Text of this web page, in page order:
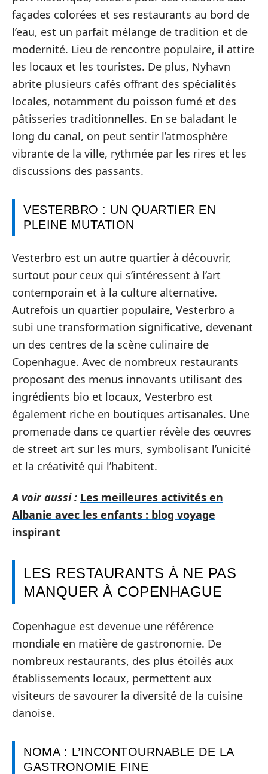
façades colorées et ses restaurants au bord de
l’eau, est un parfait mélange de tradition et de
modernité. Lieu de rencontre populaire, il attire
les locaux et les touristes. De plus, Nyhavn
abrite plusieurs cafés offrant des spécialités
locales, notamment du poisson fumé et des
pâtisseries traditionnelles. En se baladant le
long du canal, on peut sentir l’atmosphère
vibrante de la ville, rythmée par les rires et les
discussions des passants.
VESTERBRO : UN QUARTIER EN
PLEINE MUTATION
Vesterbro est un autre quartier à découvrir,
surtout pour ceux qui s’intéressent à l’art
contemporain et à la culture alternative.
Autrefois un quartier populaire, Vesterbro a
subi une transformation significative, devenant
un des centres de la scène culinaire de
Copenhague. Avec de nombreux restaurants
proposant des menus innovants utilisant des
ingrédients bio et locaux, Vesterbro est
également riche en boutiques artisanales. Une
promenade dans ce quartier révèle des œuvres
de street art sur les murs, symbolisant l’unicité
et la créativité qui l’habitent.
A voir aussi : Les meilleures activités en
Albanie avec les enfants : blog voyage
inspirant
LES RESTAURANTS À NE PAS
MANQUER À COPENHAGUE
Copenhague est devenue une référence
mondiale en matière de gastronomie. De
nombreux restaurants, des plus étoilés aux
établissements locaux, permettent aux
visiteurs de savourer la diversité de la cuisine
danoise.
NOMA : L’INCONTOURNABLE DE LA
GASTRONOMIE FINE